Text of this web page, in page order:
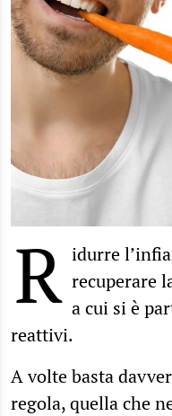
R idurre
recuperare
a cui si è
reattivi.
A volte basta
regola, quella che